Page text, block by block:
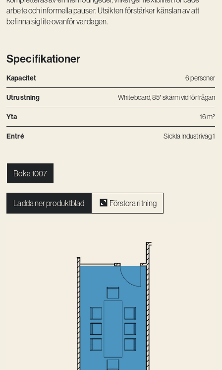
Kreativ utveckling
arbete och informella pauser. Utsikten förstärker känslan av att
befinna sig lite ovanför vardagen.
Specifikationer
Kapacitet 6 personer
Utrustning Whiteboard, 85′ skärm vid förfrågan
Yta 16 m²
Entré Sickla Industriväg 1
Boka 1007
Ladda ner produktblad Förstora ritning